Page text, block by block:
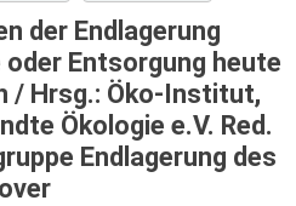
der Endlagerung
Entsorgung heute
/ Hrsg.: Öko-Institut,
Ökologie e.V. Red.
Endlagerung des